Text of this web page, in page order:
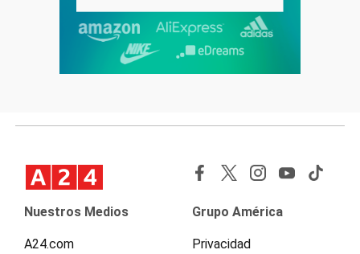
Nuestros Medios
A24.com
Grupo América
Privacidad